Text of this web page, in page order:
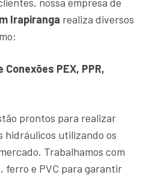
Irapiranga realiza diversos
PEX, PPR,
prontos para realizar
hidráulicos utilizando os
Trabalhamos com
ferro e PVC para garantir